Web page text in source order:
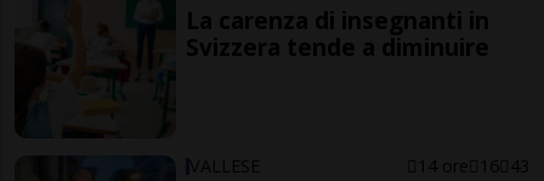
La carenza di insegnanti in
Svizzera tende a diminuire
VALLESE 14 ore 16 43